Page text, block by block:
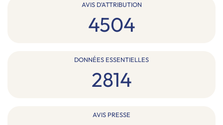
AVIS D'ATTRIBUTION
4504
DONNÉES ESSENTIELLES
2814
AVIS PRESSE